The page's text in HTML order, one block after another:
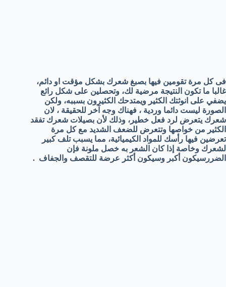
فى كل مرة تقومين فيها بصبغ شعرك بشكل مؤقت او دائم،
غالبا ما تكون النتيجة مرضية لك، وتحصلين على شكل رائع
يضفي على انوثتك الكثير ويمتدحك الكثيرون بسببه، ولكن
الصورة ليست دائما وردية ، فهناك وجه آخر للحقيقة ، لان
شعرك يتعرض لرد فعل خطير، وذلك لأن بصيلات شعرك تفقد
الكثير من خواصها وتتعرض للضعف الشديد مع كل مرة
تعرضين فيها رأسك للمواد الكيميائية، مما يسبب تلف كبير
لشعرك وخاصة إذا كان الشعر به خصل ملونة فإن
الضررسيكون أكبر وسيكون أكثر عرضة للتقصف والجفاف .